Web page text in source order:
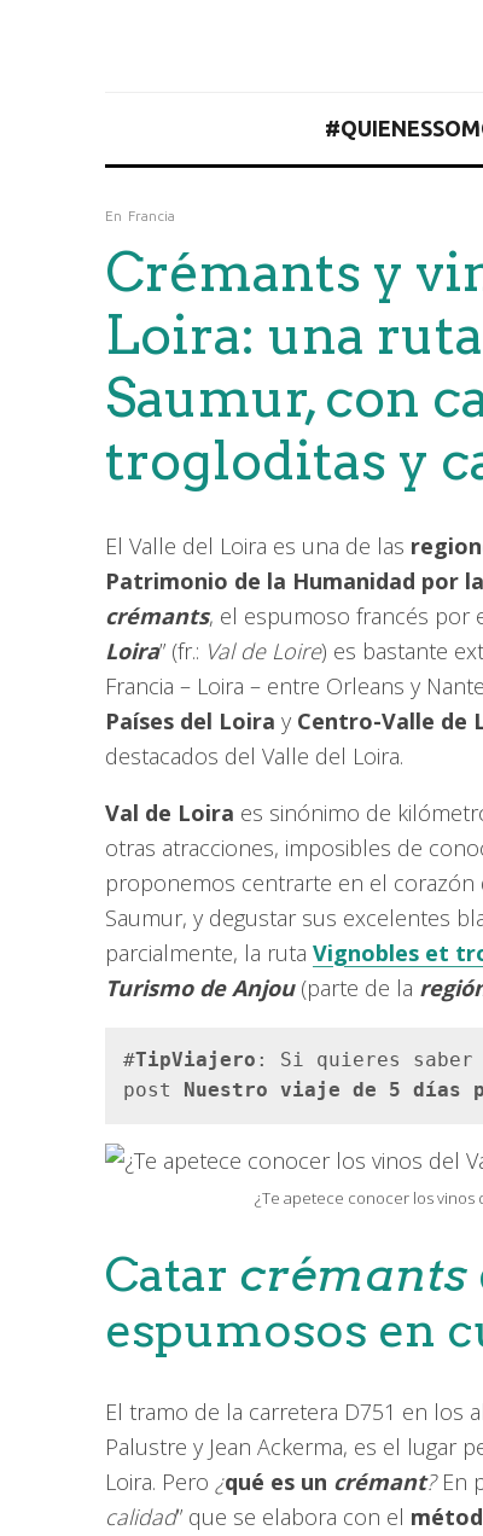
En Francia
Crémants y
Loira: una
Saumur, con
trogloditas y
El Valle del Loira es una de las
Patrimonio de la Humanidad por la
crémants, el espumoso francés por
Loira” (fr.: Val de Loire) es bastante
Francia – Loira – entre Orleans y
Países del Loira y Centro-Valle de
destacados del Valle del Loira.
Val de Loira es sinónimo de
otras atracciones, imposibles de
proponemos centrarte en el corazón
Saumur, y degustar sus excelentes
parcialmente, la ruta Vignobles et
Turismo de Anjou(parte de la
#TipViajero : Si quieres
post
Nuestro viaje de 5
¿Te apetece conocer los vinos
Catar crémants
espumosos en
El tramo de la carretera D751 en los
Palustre y Jean Ackerma, es el lugar
Loira. Pero ¿qué es un crémant?En
calidad” que se elabora con el